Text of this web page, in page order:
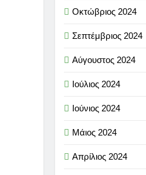
Οκτώβριος 2024
Σεπτέμβριος 2024
Αύγουστος 2024
Ιούλιος 2024
Ιούνιος 2024
Μάιος 2024
Απρίλιος 2024